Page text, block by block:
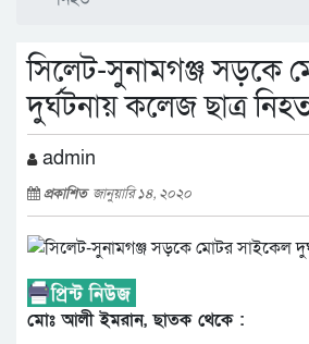
সিলেট-সুনামগঞ্জ সড়কে
দুর্ঘটনায় কলেজ ছাত্র
admin
প্রকাশিত জানুয়ারি ১৪, ২০২০
মোঃ আলী ইমরান, ছাতক থেকে :